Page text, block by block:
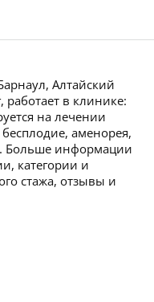
Алтайский
работает в клинике:
на лечении
аменорея,
Больше информации
категории и
стажа, отзывы и